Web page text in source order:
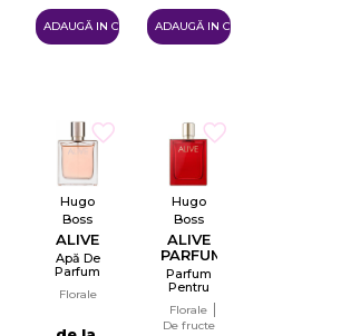
ADAUGĂ IN COŞ ADAUGĂ IN COŞ
Hugo
Boss
ALIVE
Apă De
Parfum
Florale
Hugo
Boss
ALIVE
PARFUM
Parfum
Pentru
Tester
EDP
Florale
De fructe